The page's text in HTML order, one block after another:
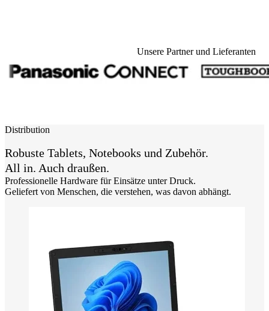
Unsere Partner und Lieferanten
Distribution
Robuste Tablets, Notebooks und Zubehör.
All in. Auch draußen.
Professionelle Hardware für Einsätze unter Druck.
Geliefert von Menschen, die verstehen, was davon abhängt.